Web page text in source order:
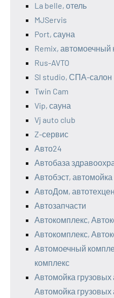
La belle, отель
MJServis
Port, сауна
Remix, автомоечный
Rus-AVTO
Sl studio, СПА-салон
Twin Cam
Vip, сауна
Vj auto club
Z-сервис
Авто24
Автобаза
Автобэст, автомойка
АвтоДом,
Автозапчасти
Автокомплекс,
Автокомплекс,
Автомоечный
комплекс
Автомойка
Автомойка